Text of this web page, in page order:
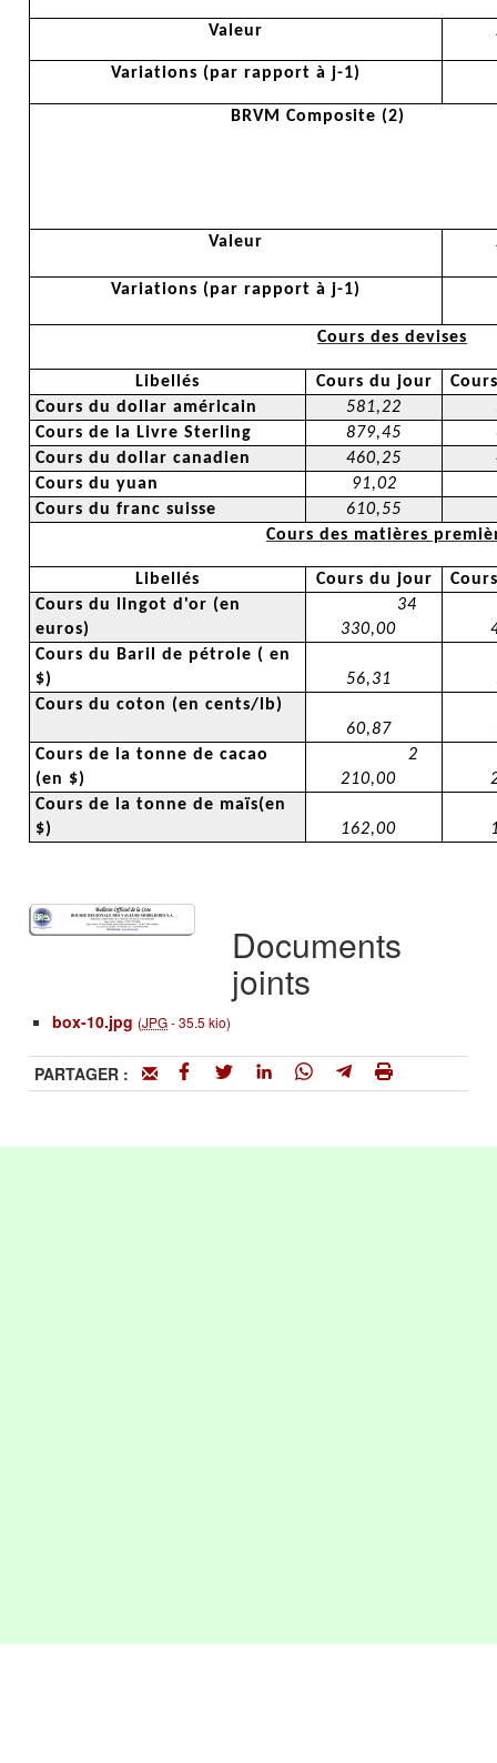
Valeur
Variations (par rapport à j-1)
BRVM Composite (2)
Valeur
Variations (par rapport à j-1)
Cours des devises
Libellés Cours du jour
Cours du dollar américain
581,22
Cours de la Livre Sterling
879,45
Cours du dollar canadien
460,25
Cours du yuan
91,02
Cours du franc suisse
610,55
Cours des matières
Libellés Cours du jour
Cours du lingot d'or (en
euros)
34
330,00
Cours du Baril de pétrole ( en
$)
56,31
Cours du coton (en cents/lb)
60,87
Cours de la tonne de cacao
(en $)
2
210,00
Cours de la tonne de maïs(en
$)
162,00
Documents
joints
box-10.jpg (JPG-35.5 kio)
PARTAGER :